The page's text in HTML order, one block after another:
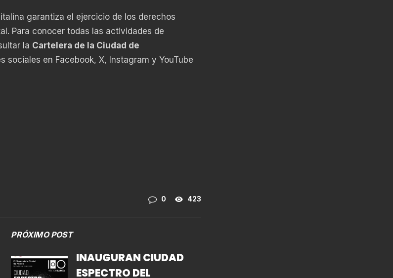
garantiza el ejercicio de los derechos
Para conocer todas las actividades de
la Cartelera de la Ciudad de
sociales en Facebook, X, Instagram y YouTube
0 423
PRÓXIMO POST
INAUGURAN CIUDAD
ESPECTRO DEL